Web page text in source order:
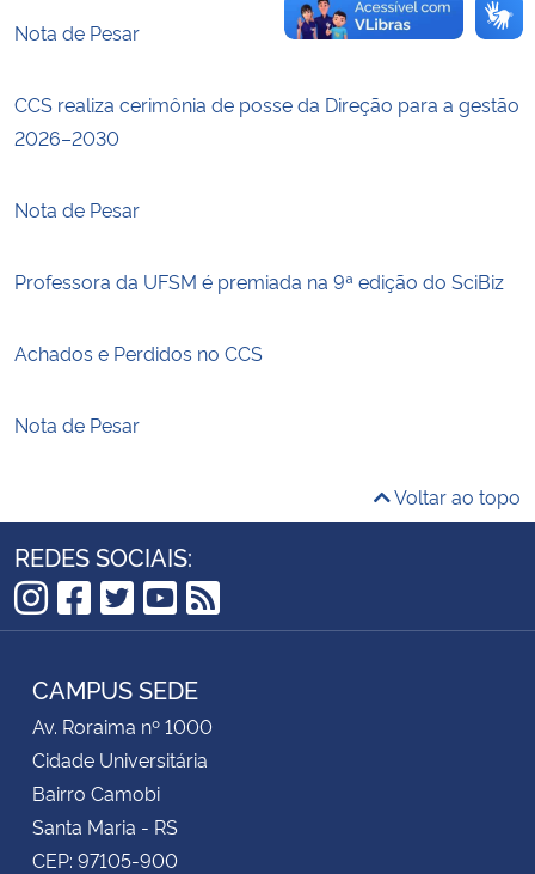
Banco Central do Brasil
Planalto
Nota de Pesar
CCS realiza cerimônia de posse da Direção para a gestão
2026–2030
Nota de Pesar
Professora da UFSM é premiada na 9ª edição do SciBiz
Achados e Perdidos no CCS
Nota de Pesar
Voltar ao topo
REDES SOCIAIS:
Instagram
Facebook
Twitter
YouTube
RSS
CAMPUS SEDE
Av. Roraima nº 1000
Cidade Universitária
Bairro Camobi
Santa Maria - RS
CEP: 97105-900